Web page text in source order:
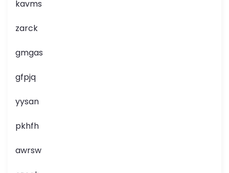
kavms
zarck
gmgas
gfpjq
yysan
pkhfh
awrsw